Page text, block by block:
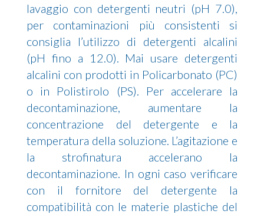
lavaggio con detergenti neutri (pH 7.0),
per contaminazioni più consistenti si
consiglia l’utilizzo di detergenti alcalini
(pH fino a 12.0). Mai usare detergenti
alcalini con prodotti in Policarbonato (PC)
o in Polistirolo (PS). Per accelerare la
decontaminazione, aumentare la
concentrazione del detergente e la
temperatura della soluzione. L’agitazione e
la strofinatura accelerano la
decontaminazione. In ogni caso verificare
con il fornitore del detergente la
compatibilità con le materie plastiche del